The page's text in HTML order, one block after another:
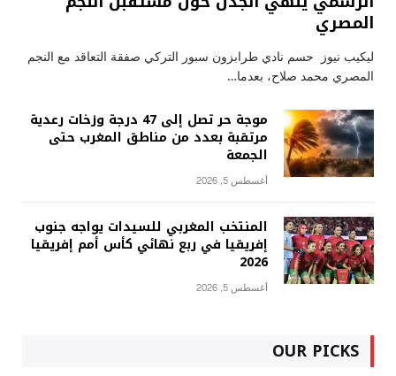
المصري
ليكيب نيوز حسم نادي طرابزون سبور التركي صفقة التعاقد مع النجم
المصري محمد صلاح، بعدما…
موجة حر تصل إلى 47 درجة وزخات رعدية
مرتقبة بعدد من مناطق المغرب حتى
الجمعة
أغسطس 5, 2026
المنتخب المغربي للسيدات يواجه جنوب
إفريقيا في ربع نهائي كأس أمم إفريقيا
2026
أغسطس 5, 2026
OUR PICKS